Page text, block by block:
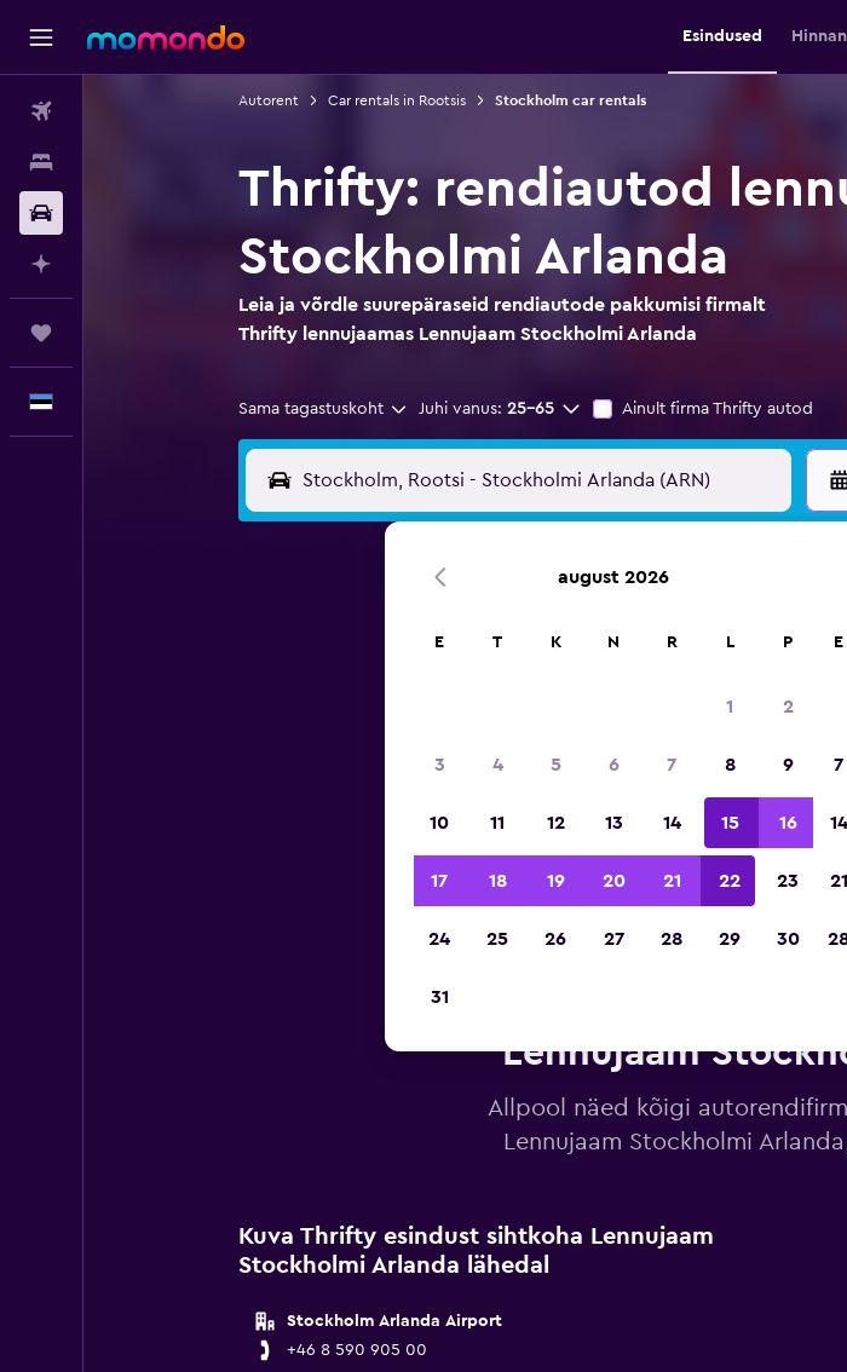
Esindused
Autorent Car rentals in Rootsis Stockholm car rentals
Thrifty: rendiautod
Stockholmi Arlanda
Leia ja võrdle suurepäraseid rendiautode pakkumisi firmalt
Thrifty lennujaamas Lennujaam Stockholmi Arlanda
Sama tagastuskoht Juhi vanus: 25–65 Ainult firma Thrifty autod
Lennujaam
Allpool näed kõigi
Lennujaam Stockholmi
Kuva Thrifty esindust sihtkoha Lennujaam
Stockholmi Arlanda lähedal
Stockholm Arlanda Airport
+46 8 590 905 00
august 2026
E T K N R L P
1 2
3 4 5 6 7 8 9
10 11 12 13 14 15 16
17 18 19 20 21 22 23
24 25 26 27 28 29 30
31
E
7
14
21